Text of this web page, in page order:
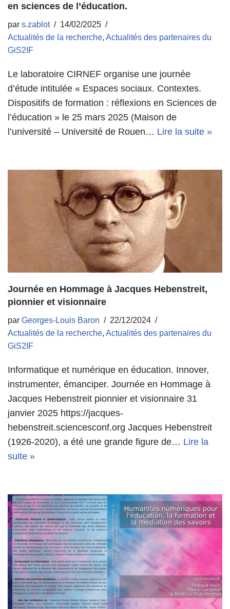
en sciences de l’éducation.
par s.zablot
14/02/2025
Actualités de la recherche, Actualités des partenaires du
GiS2IF
Le laboratoire CIRNEF organise une journée
d’étude intitulée « Espaces sociaux. Contextes.
Dispositifs de formation : réflexions en Sciences de
l’éducation » le 25 mars 2025 (Maison de
l’université – Université de Rouen… Lire la suite »
Journée en Hommage à Jacques Hebenstreit,
pionnier et visionnaire
par Georges-Louis Baron
22/12/2024
Actualités de la recherche, Actualités des partenaires du
GiS2IF
Informatique et numérique en éducation. Innover,
instrumenter, émanciper. Journée en Hommage à
Jacques Hebenstreit pionnier et visionnaire 31
janvier 2025 https://jacques-
hebenstreit.sciencesconf.org Jacques Hebenstreit
(1926-2020), a été une grande figure de… Lire la
suite »